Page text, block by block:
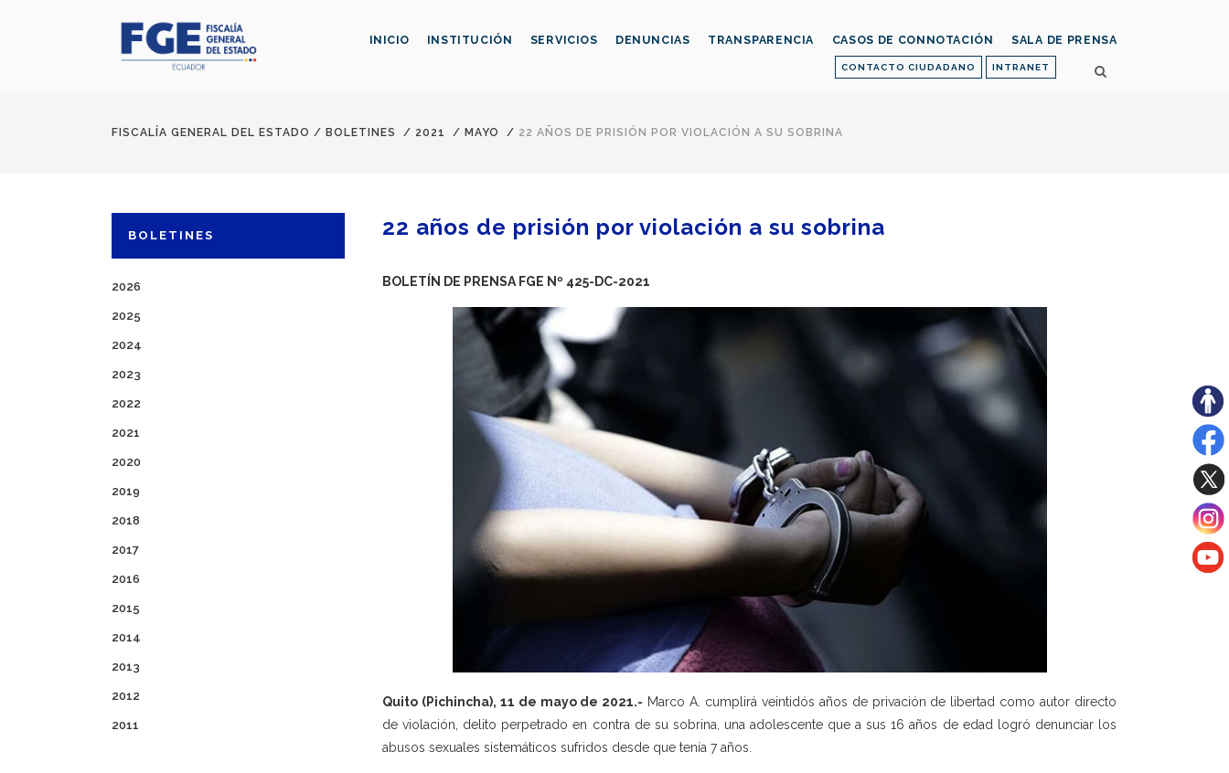
CONTACTO CIUDADANO INTRANET
INICIO INSTITUCIÓN SERVICIOS DENUNCIAS TRANSPARENCIA CASOS DE CONNOTACIÓN SALA DE PRENSA
FISCALÍA GENERAL DEL ESTADO / BOLETINES / 2021 / MAYO / 22 AÑOS DE PRISIÓN POR VIOLACIÓN A SU SOBRINA
BOLETINES
2026
2025
2024
2023
2022
2021
2020
2019
2018
2017
2016
2015
2014
2013
2012
2011
22 años de prisión por violación a su sobrina
BOLETÍN DE PRENSA FGE Nº 425-DC-2021
Quito (Pichincha), 11 de mayo de 2021.- Marco A. cumplirá veintidós años de privación de libertad como autor directo
de violación, delito perpetrado en contra de su sobrina, una adolescente que a sus 16 años de edad logró denunciar los
abusos sexuales sistemáticos sufridos desde que tenía 7 años.